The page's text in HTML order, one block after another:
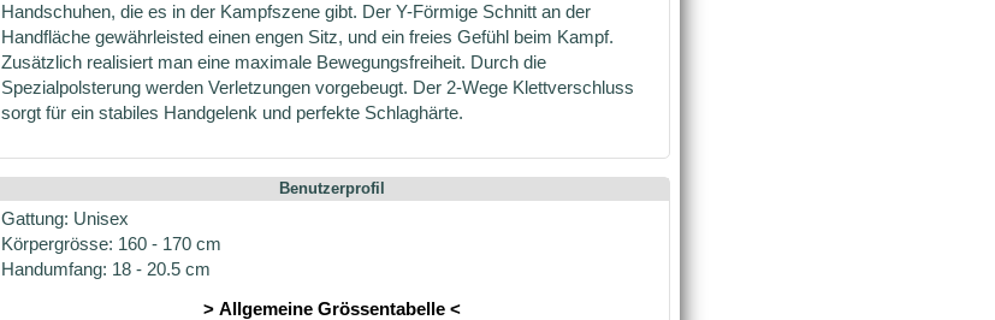
Handschuhen, die es in der Kampfszene gibt. Der Y-Förmige Schnitt an der
Handfläche gewährleisted einen engen Sitz, und ein freies Gefühl beim Kampf.
Zusätzlich realisiert man eine maximale Bewegungsfreiheit. Durch die
Spezialpolsterung werden Verletzungen vorgebeugt. Der 2-Wege Klettverschluss
sorgt für ein stabiles Handgelenk und perfekte Schlaghärte.
Benutzerprofil
Gattung: Unisex
Körpergrösse: 160 - 170 cm
Handumfang: 18 - 20.5 cm
> Allgemeine Grössentabelle <